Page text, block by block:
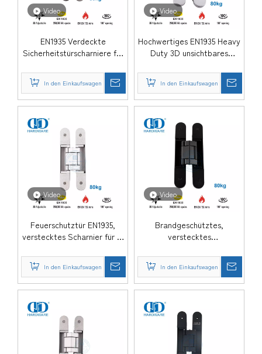
Video
EN1935 Verdeckte
Sicherheitstürscharniere für
G80
In den Einkaufswagen
Video
Hochwertiges EN1935 Heavy
Duty 3D unsichtbares
Brandschutztür-DDCH008-
G80
In den Einkaufswagen
Video
Feuerschutztür EN1935,
verstecktes Scharnier für 5-
G80
In den Einkaufswagen
Video
Brandgeschütztes,
verstecktes
EN1935-DDCH008-G80
In den Einkaufswagen